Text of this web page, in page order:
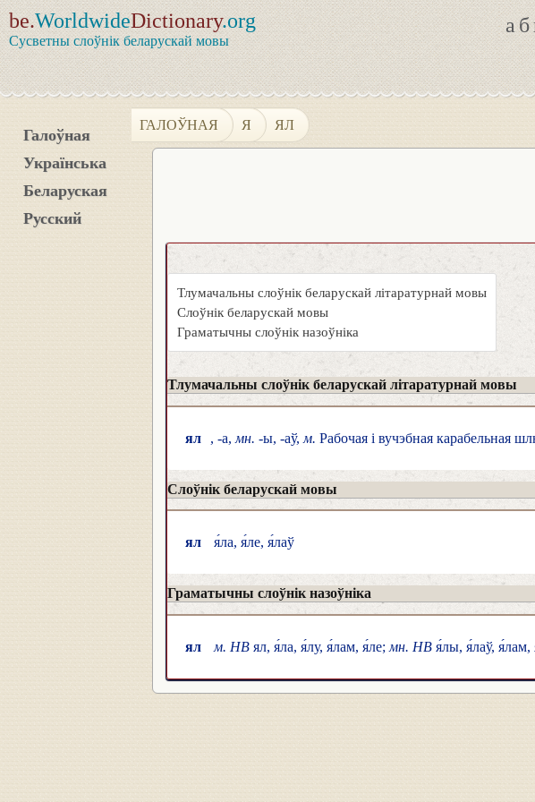
be.WorldwideDictionary.org
Сусветны слоўнік беларускай мовы
аб
Галоўная
Українська
Беларуская
Русский
ГАЛОЎНАЯ Я ЯЛ
Тлумачальны слоўнік беларускай літаратурнай мовы
Слоўнік беларускай мовы
Граматычны слоўнік назоўніка
Тлумачальны слоўнік беларускай літаратурнай мовы
ял , -а, мн. -ы, -аў, м. Рабочая і вучэбная карабельная
Слоўнік беларускай мовы
ял я́ла, я́ле, я́лаў
Граматычны слоўнік назоўніка
ял м. НВ ял, я́ла, я́лу, я́лам, я́ле; мн. НВ я́лы, я́лаў, я́лам,